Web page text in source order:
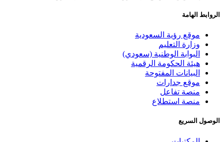
الروابط الهامة
موقع رؤية السعودية
وزارة التعليم
البوابة الوطنية (سعودي)
هيئة الحكومة الرقمية
البيانات المفتوحة
موقع جدارات
منصة تفاعل
منصة استطلاع
الوصول السريع